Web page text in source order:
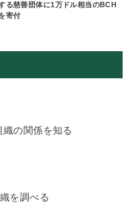
る慈善団体に1万ドル相当のBCH
寄付
の関係を知る
を調べる